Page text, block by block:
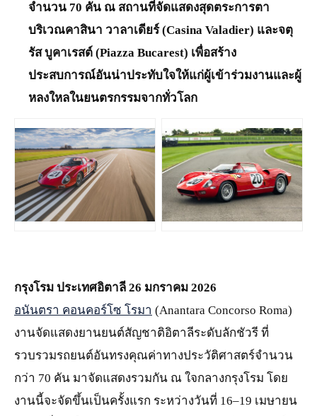
จำนวน 70 คัน ณ สถานที่จัดแสดงสุดตระการตา
บริเวณคาสินา วาลาเดียร์ (Casina Valadier) และจตุ
รัส บูคาเรสต์ (Piazza Bucarest) เพื่อสร้าง
ประสบการณ์อันน่าประทับใจให้แก่ผู้เข้าร่วมงานและผู้
หลงใหลในยนตรกรรมจากทั่วโลก
JPG
กรุงโรม ประเทศอิตาลี 26 มกราคม 2026
อนันตรา คอนคอร์โซ โรมา (Anantara Concorso Roma)
งานจัดแสดงยานยนต์สัญชาติอิตาลีระดับลักชัวรี ที่
รวบรวมรถยนต์อันทรงคุณค่าทางประวัติศาสตร์จำนวน
กว่า 70 คัน มาจัดแสดงรวมกัน ณ ใจกลางกรุงโรม โดย
งานนี้จะจัดขึ้นเป็นครั้งแรก ระหว่างวันที่ 16–19 เมษายน